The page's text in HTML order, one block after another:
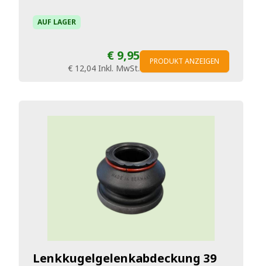
AUF LAGER
€ 9,95
€ 12,04 Inkl. MwSt.
PRODUKT ANZEIGEN
Lenkkugelgelenkabdeckung 39